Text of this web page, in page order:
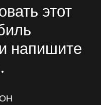
этот
напишите